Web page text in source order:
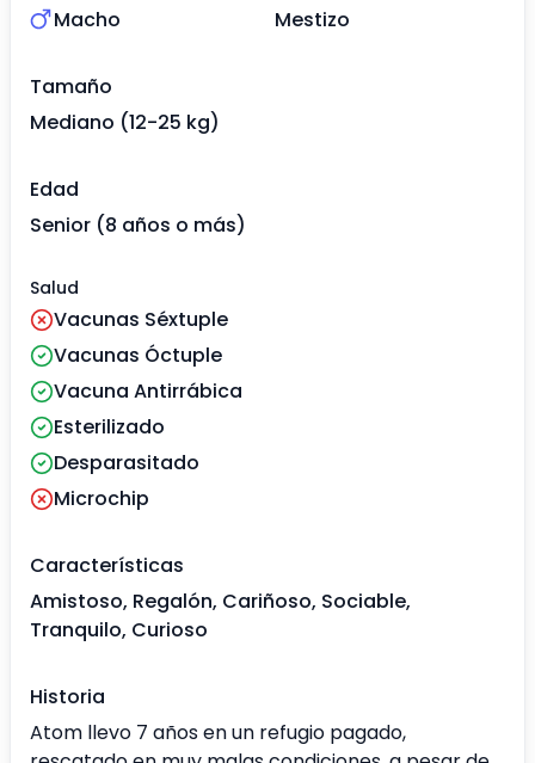
Macho
Mestizo
Tamaño
Mediano (12-25 kg)
Edad
Senior (8 años o más)
Salud
Vacunas Séxtuple
Vacunas Óctuple
Vacuna Antirrábica
Esterilizado
Desparasitado
Microchip
Características
Amistoso, Regalón, Cariñoso, Sociable,
Tranquilo, Curioso
Historia
Atom llevo 7 años en un refugio pagado,